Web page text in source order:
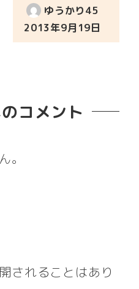
ゆうかり45
投稿日
2013年9月19日
コメント
。
されることはあり